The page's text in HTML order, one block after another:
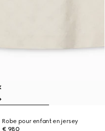
Robe pour enfant en jersey
€ 980